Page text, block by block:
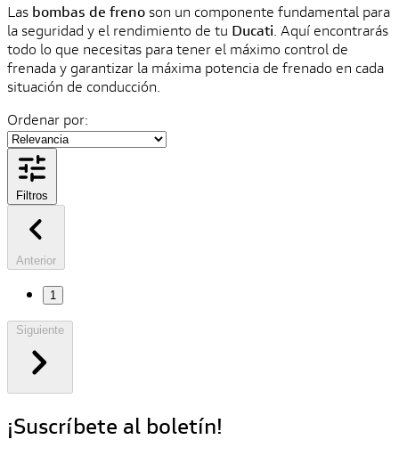
Las bombas de freno son un componente fundamental para
la seguridad y el rendimiento de tu Ducati . Aquí encontrarás
todo lo que necesitas para tener el máximo control de
frenada y garantizar la máxima potencia de frenado en cada
situación de conducción.
Ordenar por:
Filtros
Anterior
1
¡Suscríbete al boletín!